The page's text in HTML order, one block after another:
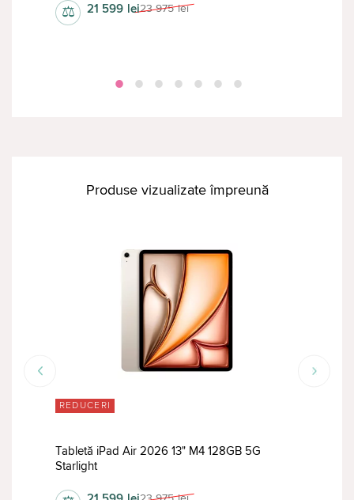
23 975 lei
21 599 lei
⚖
Produse vizualizate împreună
REDUCERI
Tabletă iPad Air 2026 13" M4 128GB 5G
Starlight